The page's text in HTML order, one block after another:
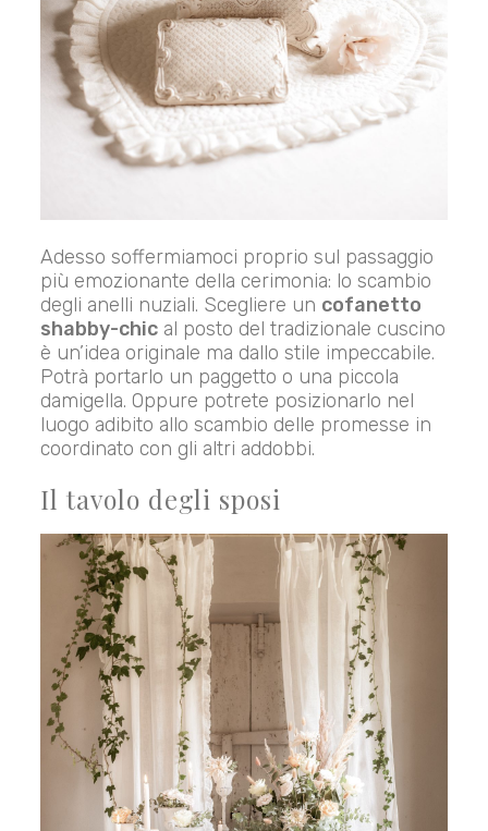
Adesso soffermiamoci proprio sul passaggio
più emozionante della cerimonia: lo scambio
degli anelli nuziali. Scegliere un cofanetto
shabby-chic al posto del tradizionale cuscino
è un’idea originale ma dallo stile impeccabile.
Potrà portarlo un paggetto o una piccola
damigella. Oppure potrete posizionarlo nel
luogo adibito allo scambio delle promesse in
coordinato con gli altri addobbi.
Il tavolo degli sposi